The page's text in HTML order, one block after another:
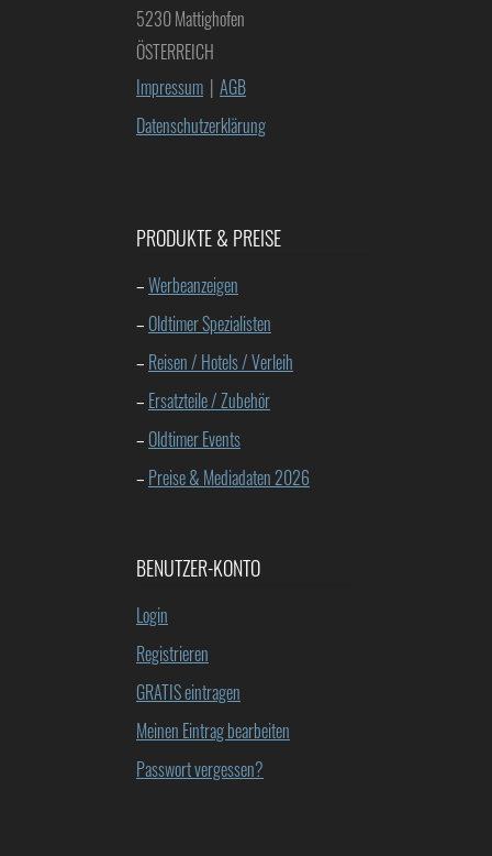
5230 Mattighofen
ÖSTERREICH
Impressum | AGB
Datenschutzerklärung
PRODUKTE & PREISE
–Werbeanzeigen
– Oldtimer Spezialisten
– Reisen / Hotels / Verleih
– Ersatzteile / Zubehör
– Oldtimer Events
– Preise & Mediadaten 2026
BENUTZER-KONTO
Login
Registrieren
GRATIS eintragen
Meinen Eintrag bearbeiten
Passwort vergessen?